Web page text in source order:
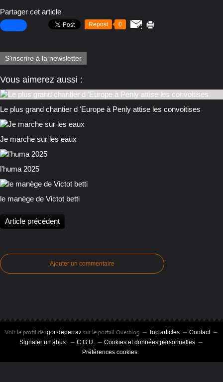
Partager cet article
Repost 0
S'inscrire à la newsletter
Vous aimerez aussi :
Le plus grand chantier d 'Europe à Penly attise les convoitises
Je marche sur les eaux
l'huma 2025
le manège de Victot betti
Article précédent
Ajouter un commentaire
Voir le profil de igor deperraz sur le portail Overblog Top articles
Contact
Signaler un abus
C.G.U.
Cookies et données personnelles
Préférences cookies